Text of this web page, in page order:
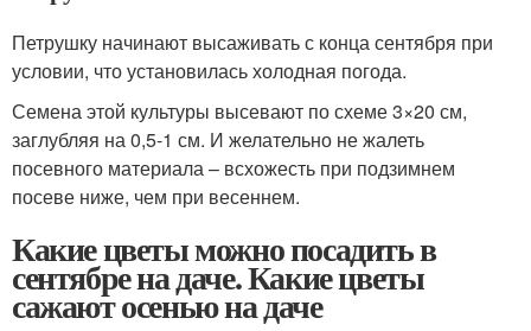
Петрушку начинают высаживать с конца сентября при
условии, что установилась холодная погода.
Семена этой культуры высевают по схеме 3×20 см,
заглубляя на 0,5-1 см. И желательно не жалеть
посевного материала – всхожесть при подзимнем
посеве ниже, чем при весеннем.
Какие цветы можно посадить в
сентябре на даче. Какие цветы
сажают осенью на даче